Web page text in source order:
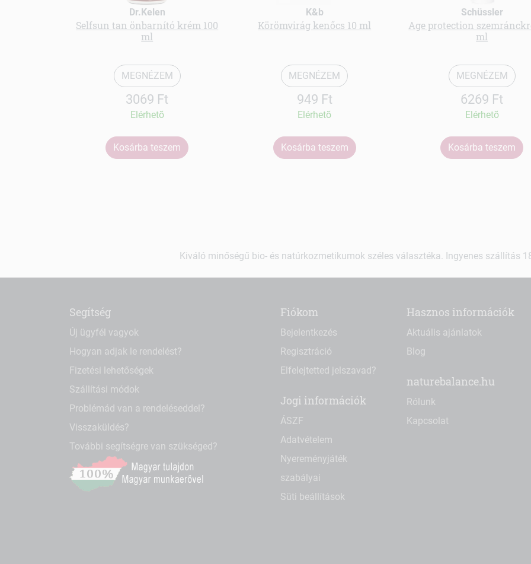
Dr.Kelen
Selfsun tan önbarnító krém 100
ml
MEGNÉZEM
3069 Ft
Elérhetõ
Kosárba teszem
K&b
Körömvirág kenőcs 10 ml
MEGNÉZEM
949 Ft
Elérhetõ
Kosárba teszem
Schüssler
Age protection
ml
MEGNÉZEM
6269 Ft
Elérhetõ
Kosárba teszem
Kiváló minőségű bio- és natúrkozmetikumok széles választéka. Ingyenes szállítás
Segítség
Új ügyfél vagyok
Hogyan adjak le rendelést?
Fizetési lehetőségek
Szállítási módok
Problémád van a rendeléseddel?
Visszaküldés?
További segítségre van szükséged?
Fiókom
Bejelentkezés
Regisztráció
Elfelejtetted jelszavad?
Jogi információk
ÁSZF
Adatvételem
Nyereményjáték
szabályai
Süti beállítások
Hasznos információk
Aktuális ajánlatok
Blog
naturebalance.hu
Rólunk
Kapcsolat